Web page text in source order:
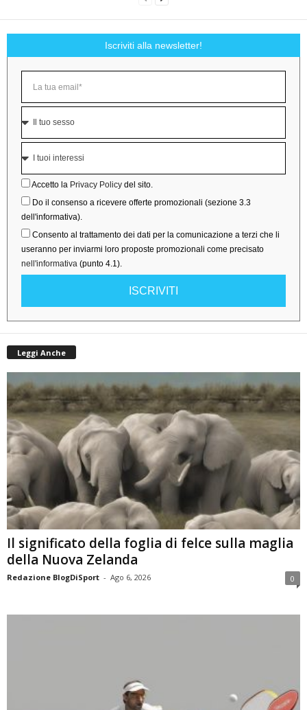
Iscriviti alla newsletter!
Accetto la Privacy Policy del sito.
Do il consenso a ricevere offerte promozionali (sezione 3.3
dell'informativa).
Consento al trattamento dei dati per la comunicazione a terzi che li
useranno per inviarmi loro proposte promozionali come precisato
nell'informativa (punto 4.1).
ISCRIVITI
Leggi Anche
Il significato della foglia di felce sulla maglia
della Nuova Zelanda
Redazione BlogDiSport - Ago 6, 2026 0